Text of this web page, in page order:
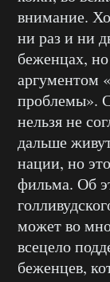
внимание.
ни раз и ни
беженцах,
аргументом
проблемы».
нельзя не
дальше
нации, но
фильма. Об
может во
всецело
беженцев,